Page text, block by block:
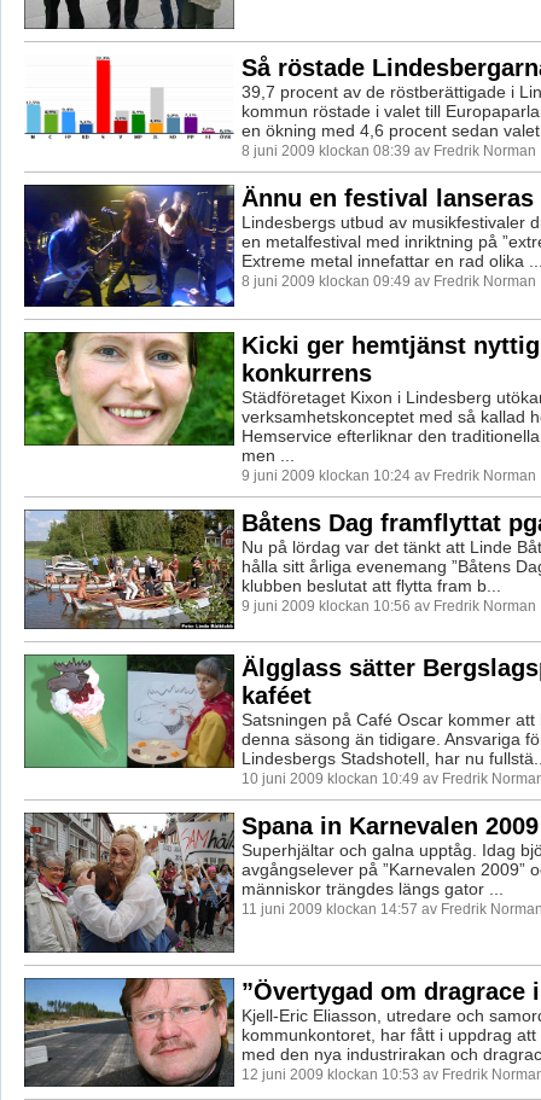
Så röstade
39,7 procent av de röstberättigade i
kommun röstade i valet till
en ökning med 4,6 procent sedan
8 juni 2009 klockan 08:39 av Fredrik Norman
Ännu en festival lanseras
Lindesbergs utbud av musikfestivaler
en metalfestival med inriktning på
Extreme metal innefattar en rad olika
8 juni 2009 klockan 09:49 av Fredrik Norman
Kicki ger hemtjänst nyttig
konkurrens
Städföretaget Kixon i Lindesberg
verksamhetskonceptet med så kallad
Hemservice efterliknar den
men ...
9 juni 2009 klockan 10:24 av Fredrik Norman
Båtens Dag framflyttat
Nu på lördag var det tänkt att Linde
hålla sitt årliga evenemang ”Båtens
klubben beslutat att flytta fram b...
9 juni 2009 klockan 10:56 av Fredrik Norman
Älgglass sätter
kaféet
Satsningen på Café Oscar kommer att
denna säsong än tidigare. Ansvariga
Lindesbergs Stadshotell, har nu
10 juni 2009 klockan 10:49 av Fredrik
Spana in Karnevalen 2009
Superhjältar och galna upptåg. Idag
avgångselever på ”Karnevalen 2009”
människor trängdes längs gator ...
11 juni 2009 klockan 14:57 av Fredrik
”Övertygad om dragrace
Kjell-Eric Eliasson, utredare och
kommunkontoret, har fått i uppdrag
med den nya industrirakan och
12 juni 2009 klockan 10:53 av Fredrik